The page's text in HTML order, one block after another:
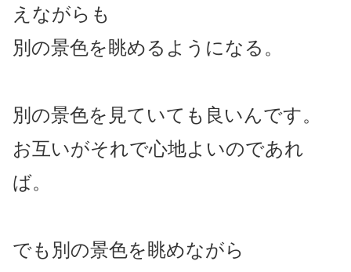
えながらも
別の景色を眺めるようになる。
別の景色を見ていても良いんです。
お互いがそれで心地よいのであれ
ば。
でも別の景色を眺めながら